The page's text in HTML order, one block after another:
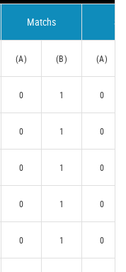
Matchs
(A) (B) (A)
0 1 0
0 1 0
0 1 0
0 1 0
0 1 0